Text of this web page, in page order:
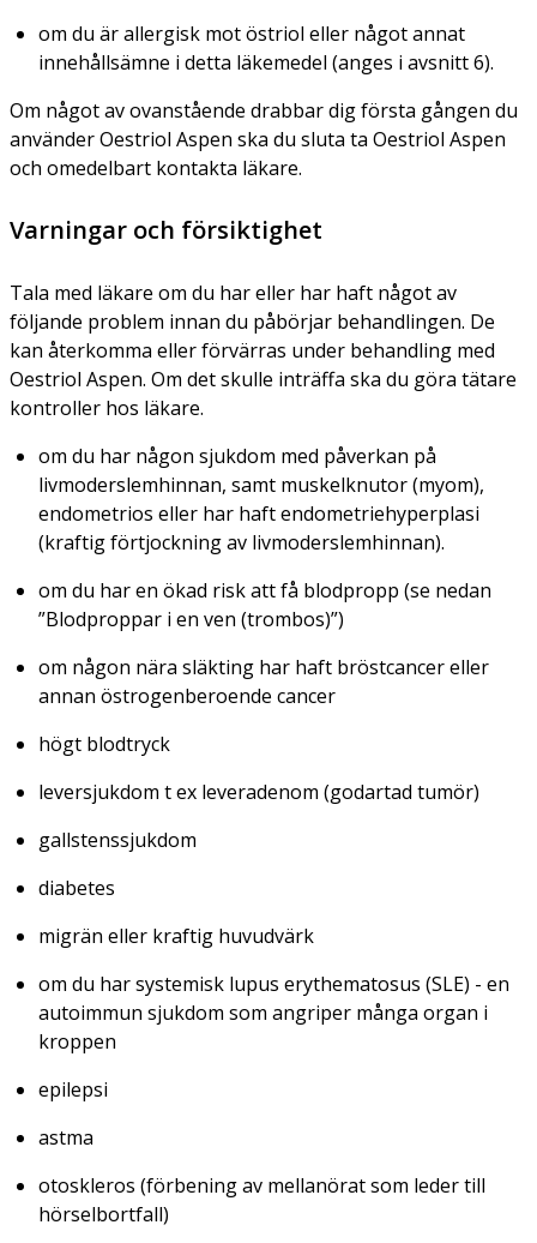
om du är allergisk mot östriol eller något annat
innehållsämne i detta läkemedel (anges i avsnitt 6).
Om något av ovanstående drabbar dig första gången du
använder Oestriol Aspen ska du sluta ta Oestriol Aspen
och omedelbart kontakta läkare.
Varningar och försiktighet
Tala med läkare om du har eller har haft något av
följande problem innan du påbörjar behandlingen. De
kan återkomma eller förvärras under behandling med
Oestriol Aspen. Om det skulle inträffa ska du göra tätare
kontroller hos läkare.
om du har någon sjukdom med påverkan på
livmoderslemhinnan, samt muskelknutor (myom),
endometrios eller har haft endometriehyperplasi
(kraftig förtjockning av livmoderslemhinnan).
om du har en ökad risk att få blodpropp (se nedan
”Blodproppar i en ven (trombos)”)
om någon nära släkting har haft bröstcancer eller
annan östrogenberoende cancer
högt blodtryck
leversjukdom t ex leveradenom (godartad tumör)
gallstenssjukdom
diabetes
migrän eller kraftig huvudvärk
om du har systemisk lupus erythematosus (SLE) - en
autoimmun sjukdom som angriper många organ i
kroppen
epilepsi
astma
otoskleros (förbening av mellanörat som leder till
hörselbortfall)